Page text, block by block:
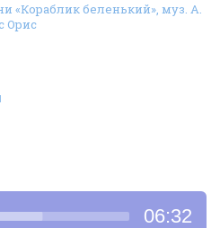
«Кораблик беленький», муз. А.
Орис
06:32